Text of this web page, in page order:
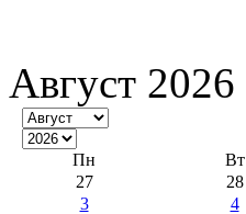
Август 2026
Пн Вт
27
28
3
4